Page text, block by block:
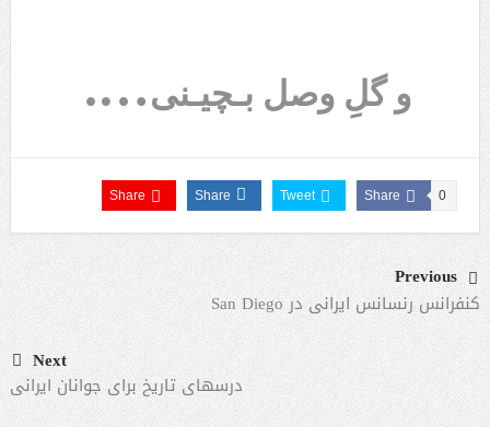
و گلِ وصل بـچیـنی….
Share 0
Tweet
Share
Share
Previous
کنفرانس رنسانس ایرانی در San Diego
Next
درسهای تاریخ برای جوانان ایرانی